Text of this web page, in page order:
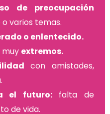
de preocupación
varios temas.
o enlentecido.
muy extremos.
con amistades,
el futuro:falta de
de vida.